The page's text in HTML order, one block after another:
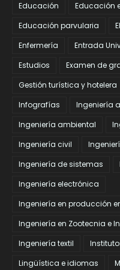
Educación
Educación
Educación parvularia
Enfermería
Entrada
Estudios
Examen de
Gestión turística y hotelera
Infografías
Ingeniería
Ingeniería ambiental
Ingeniería civil
Ingeniería de sistemas
Ingeniería electrónica
Ingeniería en producción
Ingeniería en Zootecnia e
Ingeniería textil
Lingüística e idiomas